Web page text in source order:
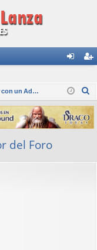
nti
fic
ar
ist
ra
rs
Contactar con un Administrador del Foro
s
c
del Foro